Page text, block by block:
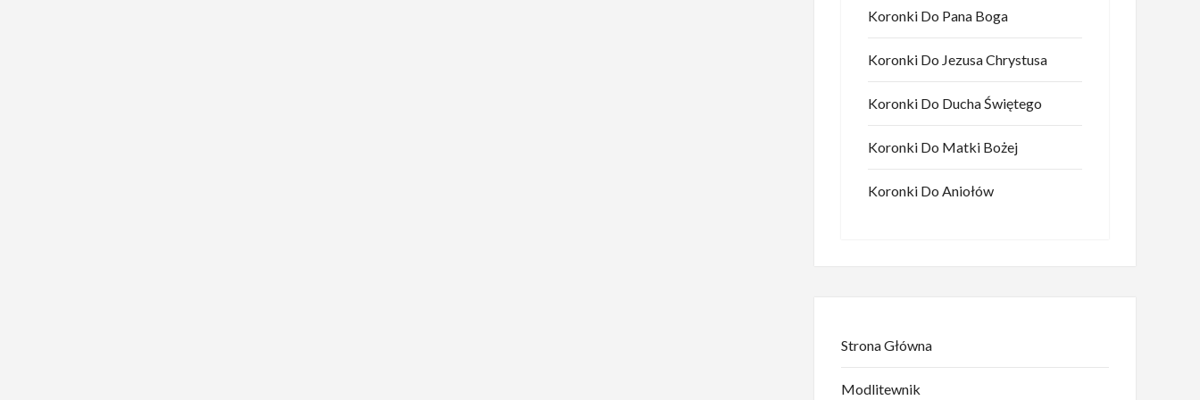
Koronki Do Pana Boga
Koronki Do Jezusa Chrystusa
Koronki Do Ducha Świętego
Koronki Do Matki Bożej
Koronki Do Aniołów
Strona Główna
Modlitewnik